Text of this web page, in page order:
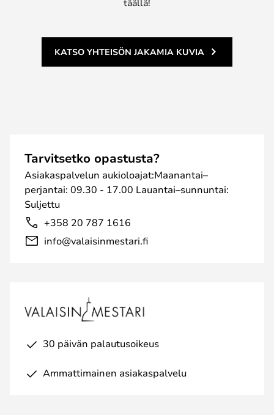
täällä!
KATSO YHTEISÖN JAKAMIA KUVIA
Tarvitsetko opastusta?
Asiakaspalvelun aukioloajat:Maanantai–
perjantai: 09.30 - 17.00 Lauantai–sunnuntai:
Suljettu
+358 20 787 1616
info@valaisinmestari.fi
30 päivän palautusoikeus
Ammattimainen asiakaspalvelu